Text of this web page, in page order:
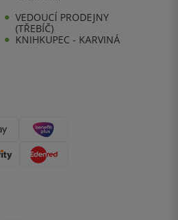
VEDOUCÍ PRODEJNY
(TŘEBÍČ)
KNIHKUPEC - KARVINÁ